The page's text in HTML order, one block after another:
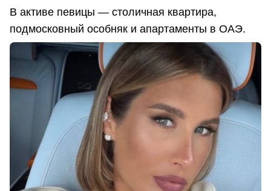
В активе певицы — столичная квартира,
подмосковный особняк и апартаменты в ОАЭ.